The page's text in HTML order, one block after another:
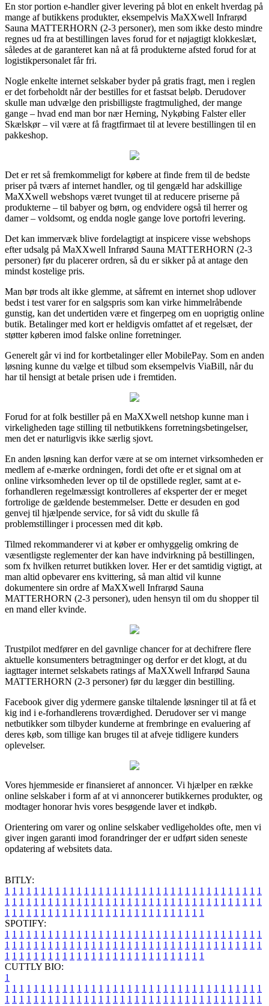
En stor portion e-handler giver levering på blot en enkelt hverdag på
mange af butikkens produkter, eksempelvis MaXXwell Infrarød
Sauna MATTERHORN (2-3 personer), men som ikke desto mindre
regnes ud fra at bestillingen laves forud for et nøjagtigt klokkeslæt,
således at de garanteret kan nå at få produkterne afsted forud for at
logistikpersonalet får fri.
Nogle enkelte internet selskaber byder på gratis fragt, men i reglen
er det forbeholdt når der bestilles for et fastsat beløb. Derudover
skulle man udvælge den prisbilligste fragtmulighed, der mange
gange – hvad end man bor nær Herning, Nykøbing Falster eller
Skælskør – vil være at få fragtfirmaet til at levere bestillingen til en
pakkeshop.
Det er ret så fremkommeligt for købere at finde frem til de bedste
priser på tværs af internet handler, og til gengæld har adskillige
MaXXwell webshops været tvunget til at reducere priserne på
produkterne – til babyer og børn, og endvidere også til herrer og
damer – voldsomt, og endda nogle gange love portofri levering.
Det kan immervæk blive fordelagtigt at inspicere visse webshops
efter udsalg på MaXXwell Infrarød Sauna MATTERHORN (2-3
personer) før du placerer ordren, så du er sikker på at antage den
mindst kostelige pris.
Man bør trods alt ikke glemme, at såfremt en internet shop udlover
bedst i test varer for en salgspris som kan virke himmelråbende
gunstig, kan det undertiden være et fingerpeg om en uoprigtig online
butik. Betalinger med kort er heldigvis omfattet af et regelsæt, der
støtter køberen imod falske online forretninger.
Generelt går vi ind for kortbetalinger eller MobilePay. Som en anden
løsning kunne du vælge et tilbud som eksempelvis ViaBill, når du
har til hensigt at betale prisen ude i fremtiden.
Forud for at folk bestiller på en MaXXwell netshop kunne man i
virkeligheden tage stilling til netbutikkens forretningsbetingelser,
men det er naturligvis ikke særlig sjovt.
En anden løsning kan derfor være at se om internet virksomheden er
medlem af e-mærke ordningen, fordi det ofte er et signal om at
online virksomheden lever op til de opstillede regler, samt at e-
forhandleren regelmæssigt kontrolleres af eksperter der er meget
fortrolige de gældende bestemmelser. Dette er desuden en god
genvej til hjælpende service, for så vidt du skulle få
problemstillinger i processen med dit køb.
Tilmed rekommanderer vi at køber er omhyggelig omkring de
væsentligste reglementer der kan have indvirkning på bestillingen,
som fx hvilken returret butikken lover. Her er det samtidig vigtigt, at
man altid opbevarer ens kvittering, så man altid vil kunne
dokumentere sin ordre af MaXXwell Infrarød Sauna
MATTERHORN (2-3 personer), uden hensyn til om du shopper til
en mand eller kvinde.
Trustpilot medfører en del gavnlige chancer for at dechifrere flere
aktuelle konsumenters betragtninger og derfor er det klogt, at du
iagttager internet selskabets ratings af MaXXwell Infrarød Sauna
MATTERHORN (2-3 personer) før du lægger din bestilling.
Facebook giver dig ydermere ganske tiltalende løsninger til at få et
kig ind i e-forhandlerens troværdighed. Derudover ser vi mange
netbutikker som tilbyder kunderne at frembringe en evaluering af
deres køb, som tillige kan bruges til at afveje tidligere kunders
oplevelser.
Vores hjemmeside er finansieret af annoncer. Vi hjælper en række
online selskaber i form af at vi annoncerer butikkernes produkter, og
modtager honorar hvis vores besøgende laver et indkøb.
Orientering om varer og online selskaber vedligeholdes ofte, men vi
giver ingen garanti imod forandringer der er udført siden seneste
opdatering af websitets data.
BITLY:
1 1 1 1 1 1 1 1 1 1 1 1 1 1 1 1 1 1 1 1 1 1 1 1 1 1 1 1 1 1 1 1 1 1 1 1
1 1 1 1 1 1 1 1 1 1 1 1 1 1 1 1 1 1 1 1 1 1 1 1 1 1 1 1 1 1 1 1 1 1 1 1
1 1 1 1 1 1 1 1 1 1 1 1 1 1 1 1 1 1 1 1 1 1 1 1 1 1 1 1
SPOTIFY:
1 1 1 1 1 1 1 1 1 1 1 1 1 1 1 1 1 1 1 1 1 1 1 1 1 1 1 1 1 1 1 1 1 1 1 1
1 1 1 1 1 1 1 1 1 1 1 1 1 1 1 1 1 1 1 1 1 1 1 1 1 1 1 1 1 1 1 1 1 1 1 1
1 1 1 1 1 1 1 1 1 1 1 1 1 1 1 1 1 1 1 1 1 1 1 1 1 1 1 1
CUTTLY BIO:
1
1 1 1 1 1 1 1 1 1 1 1 1 1 1 1 1 1 1 1 1 1 1 1 1 1 1 1 1 1 1 1 1 1 1 1 1
1 1 1 1 1 1 1 1 1 1 1 1 1 1 1 1 1 1 1 1 1 1 1 1 1 1 1 1 1 1 1 1 1 1 1 1